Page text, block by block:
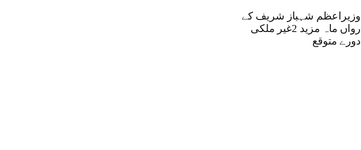
وزیراعظم شہباز شریف کے
رواں ماہ مزید 2غیر ملکی
دورے متوقع